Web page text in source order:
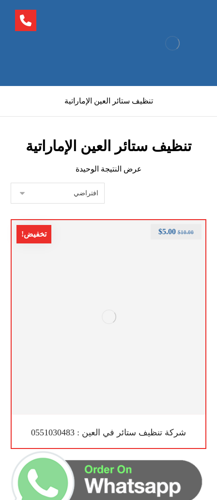
تنظيف ستائر العين الإماراتية
تنظيف ستائر العين الإماراتية
عرض النتيجة الوحيدة
تخفيض!
شركة تنظيف ستائر في العين : 0551030483
$10.00
$5.00